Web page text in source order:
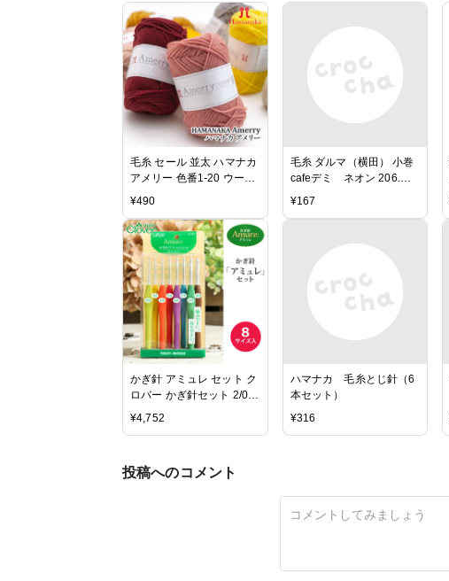
毛糸 セール 並太 ハマナカ
アメリー 色番1-20 ウール
在庫商品
¥490
毛糸 ダルマ（横田） 小巻
cafeデミ ネオン 206.ブ
ルー (M)_b1_
¥167
かぎ針 アミュレ セット ク
ロバー かぎ針セット 2/0
8/0 9/0 10/0号 毛糸 サマー
ドメイド
¥4,752
ハマナカ 毛糸とじ針（6
本セット）
¥316
投稿へのコメント